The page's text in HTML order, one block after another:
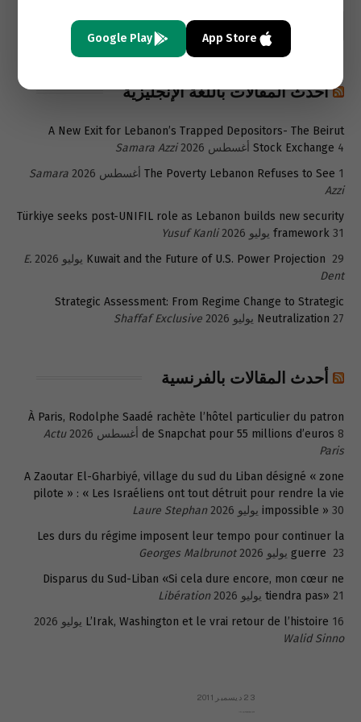
أحدث المقالات باللغة الإنجليزية
A New Exit for Lebanon’s Trapped Depositors- The Beirut
Stock Exchange 4 أغسطس 2026
Samara Azzi
The Poverty Lebanon Refuses to See 1 أغسطس 2026
Samara
Azzi
Türkiye seeks post-UNIFIL role as Lebanon builds new security
framework 31 يوليو 2026
Yusuf Kanli
Kuwait and the Future of U.S. Power Projection 29 يوليو 2026
E.
Dent
Strategic Assessment: From Regime Change to Strategic
Neutralization 27 يوليو 2026 Shaffaf Exclusive
أحدث المقالات بالفرنسية
À Paris, Rodolphe Saadé rachète l’hôtel particulier du patron
de Snapchat pour 55 millions d’euros 8 أغسطس 2026
Actu
Paris
A Zaoutar El-Gharbiyé, village du sud du Liban désigné « zone
pilote » : « Les Israéliens ont tout détruit pour rendre la vie
impossible » 30 يوليو 2026
Laure Stephan
Les durs du régime imposent leur tempo pour continuer la
guerre 23 يوليو 2026
Georges Malbrunot
Disparus du Sud-Liban «Si cela dure encore, mon cœur ne
tiendra pas» 21 يوليو 2026
Libération
L’Irak, Washington et le vrai retour de l’histoire 16 يوليو 2026
Walid Sinno
23 ديسمبر 2011
App Store
Google Play